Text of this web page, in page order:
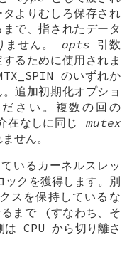
よりむしろ保存され
で、指されたデータ
ません。 opts 引数
るために使用されま
のいずれか
追加初期化オプショ
さい。複数の回の
在なしに同じ mutex
せん。
いるカーネルスレッ
ックを獲得します。別
スを保持しているな
るまで (すなわち、そ
は CPU から切り離さ